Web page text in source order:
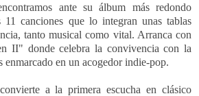
ante su álbum más redondo
11 canciones que lo integran unas tablas
tanto musical como vital. Arranca con
II" donde celebra la convivencia con la
enmarcado en un acogedor indie-pop.
a la primera escucha en clásico